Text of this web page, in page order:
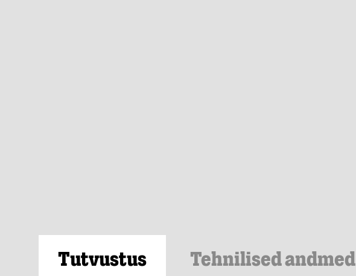
Tutvustus Tehnilised andmed